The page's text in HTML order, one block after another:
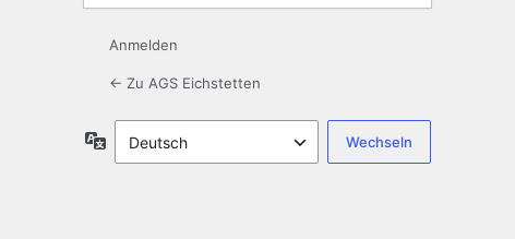
Anmelden
← Zu AGS Eichstetten
Sprache